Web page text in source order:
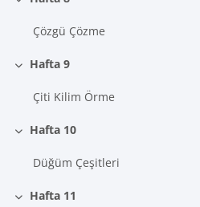
Daralt
Çözgü Çözme
Daralt
Hafta 9
Çiti Kilim Örme
Daralt
Hafta 10
Düğüm Çeşitleri
Hafta 11